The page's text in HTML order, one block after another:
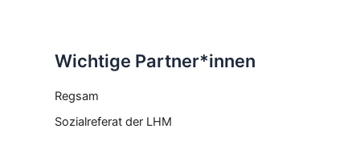
Wichtige Partner*innen
Regsam
Sozialreferat der LHM